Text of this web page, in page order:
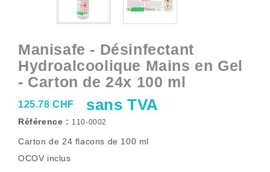
Manisafe - Désinfectant
Hydroalcoolique Mains en Gel
- Carton de 24x 100 ml
125.78 CHF sans TVA
Référence : 110-0002
Carton de 24 flacons de 100 ml
OCOV inclus